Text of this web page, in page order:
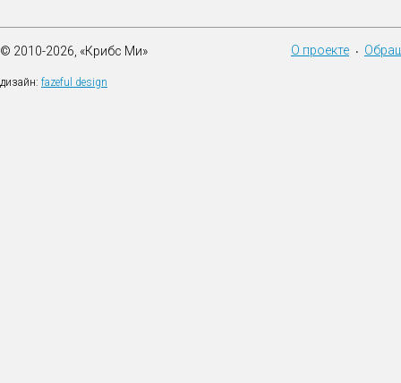
© 2010-2026, «Крибс Ми»
дизайн: fazeful design
О проекте •